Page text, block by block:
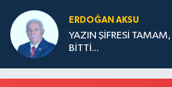
ERDOĞAN AKSU
YAZIN ŞİFRESİ
BİTTİ...